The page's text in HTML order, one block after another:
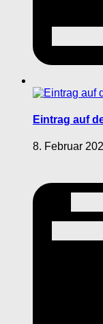
Eintrag auf
8. Februar